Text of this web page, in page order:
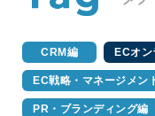
CRM編 ECオン
EC戦略・マネージメン
PR・ブランディング編